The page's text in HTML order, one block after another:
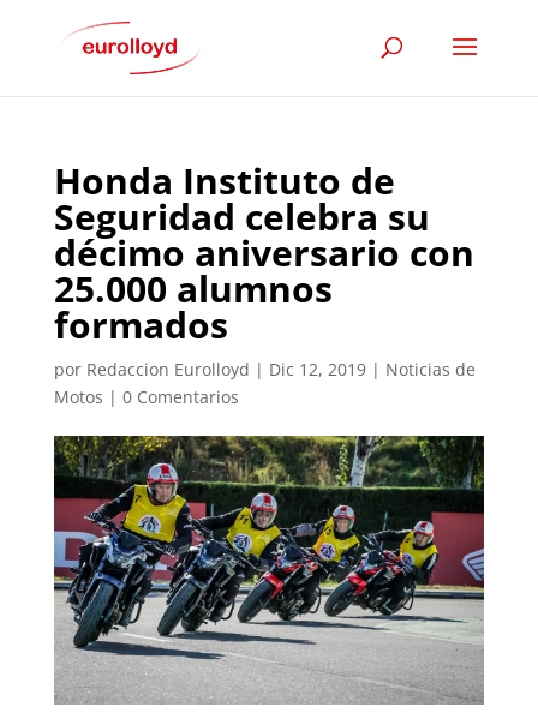
Honda Instituto de
Seguridad celebra su
décimo aniversario con
25.000 alumnos
formados
por Redaccion Eurolloyd | Dic 12, 2019| Noticias de
Motos | 0 Comentarios